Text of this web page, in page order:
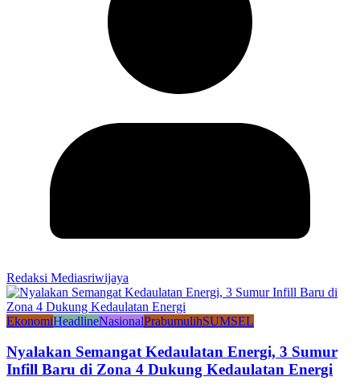
Redaksi Mediasriwijaya
EkonomiHeadlineNasionalPrabumulihSUMSEL
Nyalakan Semangat Kedaulatan Energi, 3 Sumur
Infill Baru di Zona 4 Dukung Kedaulatan Energi